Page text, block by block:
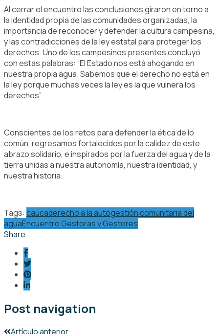
Al cerrar el encuentro las conclusiones giraron en torno a
la identidad propia de las comunidades organizadas, la
importancia de reconocer y defender la cultura campesina,
y las contradicciones de la ley estatal para proteger los
derechos. Uno de los campesinos presentes concluyó
con estas palabras: “El Estado nos está ahogando en
nuestra propia agua. Sabemos que el derecho no está en
la ley porque muchas veces la ley es la que vulnera los
derechos”.
Conscientes de los retos para defender la ética de lo
común, regresamos fortalecidos por la calidez de este
abrazo solidario, e inspirados por la fuerza del agua y de la
tierra unidas a nuestra autonomía, nuestra identidad, y
nuestra historia.
Tags: caucaderecho a la autogestión comunitaria del
aguaEncuentro Gestoras y Gestores
Share
Post navigation
Artículo anterior